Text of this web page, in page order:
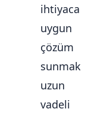
ihtiyaca
uygun
çözüm
sunmak
uzun
vadeli